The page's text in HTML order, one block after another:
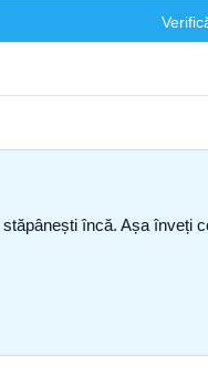
încă. Așa înveți